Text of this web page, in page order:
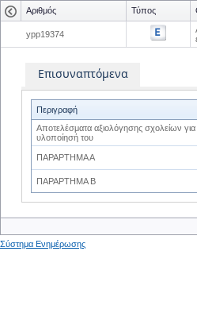
Αριθμός Τύπος
ypp19374
Επισυναπτόμενα
Περιγραφή
Αποτελέσματα αξιολόγησης σχολείων
υλοποίησή του
ΠΑΡΑΡΤΗΜΑ Α
ΠΑΡΑΡΤΗΜΑ Β
Σύστημα Ενημέρωσης